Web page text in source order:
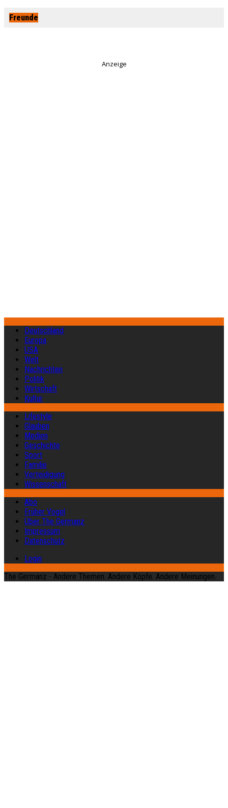
Freunde
Anzeige
Deutschland
Europa
USA
Welt
Nachrichten
Politik
Wirtschaft
Kultur
Lifestyle
Glauben
Medien
Geschichte
Sport
Familie
Verteidigung
Wissenschaft
Abo
Früher Vogel
Über The Germanz
Impressum
Datenschutz
Login
The Germanz - Andere Themen. Andere Köpfe. Andere Meinungen.